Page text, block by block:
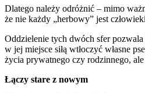
Dlatego należy odróżnić – mimo
że nie każdy „herbowy” jest
Oddzielenie tych dwóch sfer
w jej miejsce siłą wtłoczyć własne
życia prywatnego czy rodzinnego,
Łączy stare z nowym